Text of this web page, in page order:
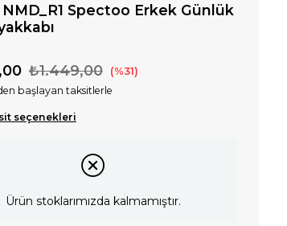
Spectoo Erkek Günlük
₺1.449,00 31
başlayan taksitlerle
seçenekleri
Ürün stoklarımızda kalmamıştır.